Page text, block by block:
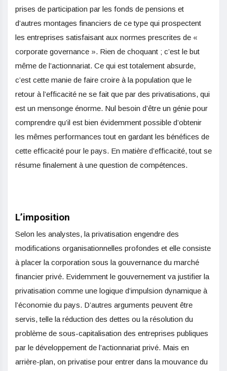
prises de participation par les fonds de pensions et
d’autres montages financiers de ce type qui prospectent
les entreprises satisfaisant aux normes prescrites de «
corporate governance ». Rien de choquant ; c’est le but
même de l’actionnariat. Ce qui est totalement absurde,
c’est cette manie de faire croire à la population que le
retour à l’efficacité ne se fait que par des privatisations, qui
est un mensonge énorme. Nul besoin d’être un génie pour
comprendre qu’il est bien évidemment possible d’obtenir
les mêmes performances tout en gardant les bénéfices de
cette efficacité pour le pays. En matière d’efficacité, tout se
résume finalement à une question de compétences.
L’imposition
Selon les analystes, la privatisation engendre des
modifications organisationnelles profondes et elle consiste
à placer la corporation sous la gouvernance du marché
financier privé. Evidemment le gouvernement va justifier la
privatisation comme une logique d’impulsion dynamique à
l’économie du pays. D’autres arguments peuvent être
servis, telle la réduction des dettes ou la résolution du
problème de sous-capitalisation des entreprises publiques
par le développement de l’actionnariat privé. Mais en
arrière-plan, on privatise pour entrer dans la mouvance du